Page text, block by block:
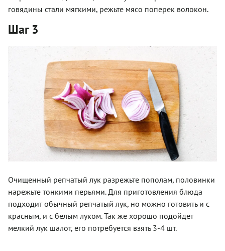
говядины стали мягкими, режьте мясо поперек волокон.
Шаг 3
Очищенный репчатый лук разрежьте пополам, половинки
нарежьте тонкими перьями. Для приготовления блюда
подходит обычный репчатый лук, но можно готовить и с
красным, и с белым луком. Так же хорошо подойдет
мелкий лук шалот, его потребуется взять 3-4 шт.